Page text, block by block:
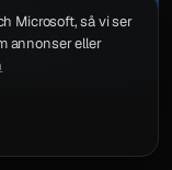
Microsoft, så vi ser
annonser eller